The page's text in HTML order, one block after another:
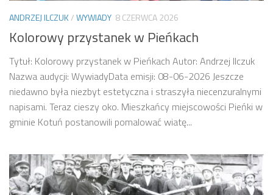
ANDRZEJ ILCZUK/WYWIADY 8 CZERWCA 2026
Kolorowy przystanek w Pieńkach
Tytuł: Kolorowy przystanek w Pieńkach Autor: Andrzej Ilczuk
Nazwa audycji: WywiadyData emisji: 08-06-2026 Jeszcze
niedawno była niezbyt estetyczna i straszyła niecenzuralnymi
napisami. Teraz cieszy oko. Mieszkańcy miejscowości Pieńki w
gminie Kotuń postanowili pomalować wiatę...